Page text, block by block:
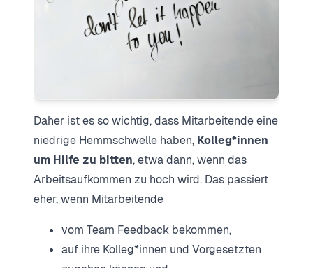
Daher ist es so wichtig, dass Mitarbeitende eine
niedrige Hemmschwelle haben, Kolleg*innen
um Hilfe zu bitten, etwa dann, wenn das
Arbeitsaufkommen zu hoch wird. Das passiert
eher, wenn Mitarbeitende
vom Team Feedback bekommen,
auf ihre Kolleg*innen und Vorgesetzten